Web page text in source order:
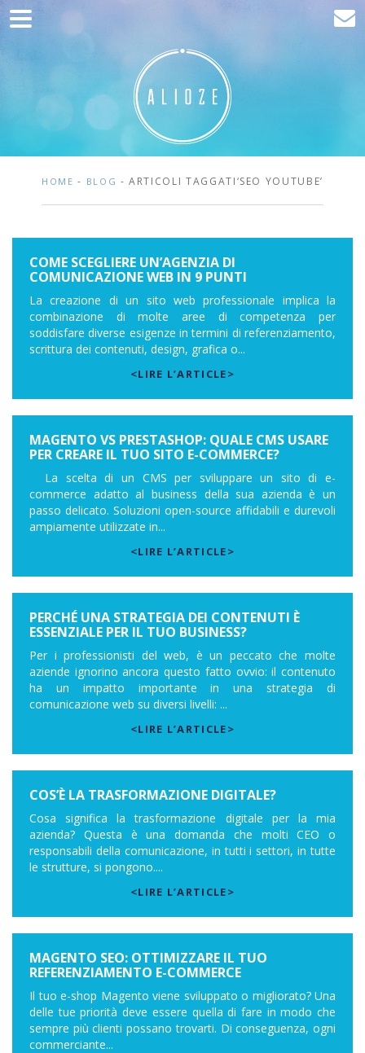
Home
Sviluppo web
Acquisizione del traffico
Clienti
Contatta
HOME - BLOG - ARTICOLI TAGGATI‘SEO YOUTUBE’
COME SCEGLIERE UN’AGENZIA DI
COMUNICAZIONE WEB IN 9 PUNTI
La creazione di un sito web professionale implica la
combinazione di molte aree di competenza per
soddisfare diverse esigenze in termini di referenziamento,
scrittura dei contenuti, design, grafica o...
<LIRE L’ARTICLE>
MAGENTO VS PRESTASHOP: QUALE CMS USARE
PER CREARE IL TUO SITO E-COMMERCE?
La scelta di un CMS per sviluppare un sito di e-
commerce adatto al business della sua azienda è un
passo delicato. Soluzioni open-source affidabili e durevoli
ampiamente utilizzate in...
<LIRE L’ARTICLE>
PERCHÉ UNA STRATEGIA DEI CONTENUTI È
ESSENZIALE PER IL TUO BUSINESS?
Per i professionisti del web, è un peccato che molte
aziende ignorino ancora questo fatto ovvio: il contenuto
ha un impatto importante in una strategia di
comunicazione web su diversi livelli: ...
<LIRE L’ARTICLE>
COS’È LA TRASFORMAZIONE DIGITALE?
Cosa significa la trasformazione digitale per la mia
azienda? Questa è una domanda che molti CEO o
responsabili della comunicazione, in tutti i settori, in tutte
le strutture, si pongono....
<LIRE L’ARTICLE>
MAGENTO SEO: OTTIMIZZARE IL TUO
REFERENZIAMENTO E-COMMERCE
Il tuo e-shop Magento viene sviluppato o migliorato? Una
delle tue priorità deve essere quella di fare in modo che
sempre più clienti possano trovarti. Di conseguenza, ogni
commerciante...